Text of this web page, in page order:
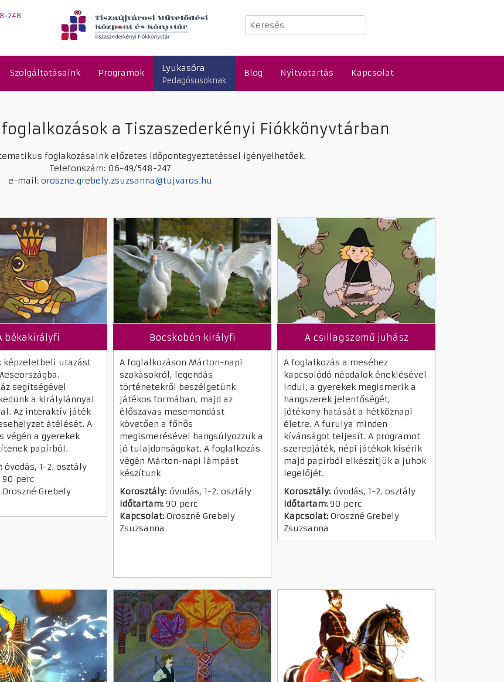
248 Keresés
Szolgáltatásaink Programok Lyukasóra
Pedagósusoknak
Blog Nyitvatartás Kapcsolat
a Tiszaszederkényi Fiókkönyvtárban
foglakozásaink előzetes időpontegyeztetéssel igényelhetőek.
Telefonszám: 06-49/548-247
e-mail: oroszne.grebely.zsuzsanna@tujvaros.hu
békakirályfi
képzeletbeli utazást
segítségével
a királylánnyal
Az interaktív játék
átélését. A
végén a gyerekek
papírból.
óvodás, 1-2. osztály
90 perc
Oroszné Grebely
Bocskobén királyfi
A foglalkozáson Márton-napi
szokásokról, legendás
történetekről beszélgetünk
játékos formában, majd az
élőszavas mesemondást
követően a főhős
megismerésével hangsúlyozzuk a
jó tulajdonságokat. A foglalkozás
végén Márton-napi lámpást
készítünk
Korosztály: óvodás, 1-2. osztály
Időtartam: 90 perc
Kapcsolat: Oroszné Grebely
Zsuzsanna
A csillagszemű juhász
A foglalkozás a meséhez
kapcsolódó népdalok éneklésével
indul, a gyerekek megismerik a
hangszerek jelentőségét,
jótékony hatását a hétköznapi
életre. A furulya minden
kívánságot teljesít. A programot
szerepjáték, népi játékok kísérik
majd papírból elkészítjük a juhok
legelőjét.
Korosztály: óvodás, 1-2. osztály
Időtartam: 90 perc
Kapcsolat: Oroszné Grebely
Zsuzsanna